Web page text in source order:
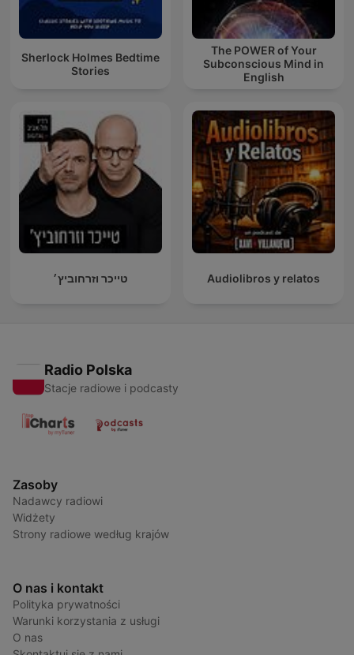
Sherlock Holmes Bedtime
Stories
The POWER of Your
Subconscious Mind in
English
טייכר וזרחוביץ׳ Audiolibros y relatos
Radio Polska
Stacje radiowe i podcasty
Zasoby
Nadawcy radiowi
Widżety
Strony radiowe według krajów
O nas i kontakt
Polityka prywatności
Warunki korzystania z usługi
O nas